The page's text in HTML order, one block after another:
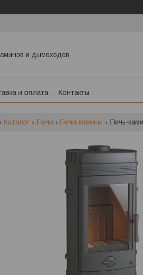
и дымоходов
и оплата Контакты
Каталог Печи Печи-камины Печь-